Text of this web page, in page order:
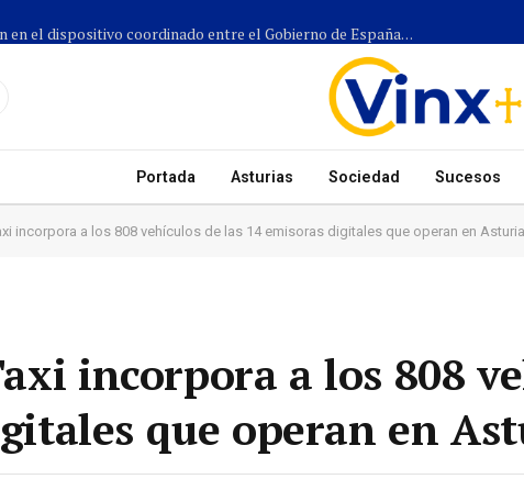
Más de 1.300 efectivos participarán en el dispositivo coordinado entre el Gobierno de España, el Principado de Asturias y los ayuntamientos para el eclipse del 12 de agosto
Portada Asturias Sociedad Sucesos
incorpora a los 808 vehículos de las 14 emisoras digitales que operan en
incorpora a los 808
que operan en